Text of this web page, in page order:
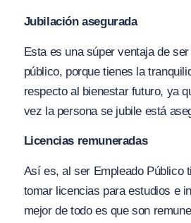
Jubilación asegurada
Esta es una súper ventaja de
público, porque tienes la
respecto al bienestar futuro, ya
vez la persona se jubile está
Licencias remuneradas
Así es, al ser Empleado Público
tomar licencias para estudios e
mejor de todo es que son